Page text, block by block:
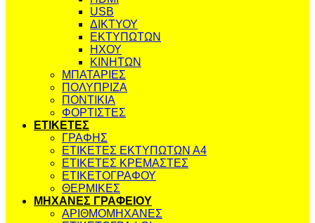
USB
ΔΙΚΤΥΟΥ
ΕΚΤΥΠΩΤΩΝ
ΗΧΟΥ
ΚΙΝΗΤΩΝ
ΜΠΑΤΑΡΙΕΣ
ΠΟΛΥΠΡΙΖΑ
ΠΟΝΤΙΚΙΑ
ΦΟΡΤΙΣΤΕΣ
ΕΤΙΚΕΤΕΣ
ΓΡΑΦΗΣ
ΕΤΙΚΕΤΕΣ ΕΚΤΥΠΩΤΩΝ Α4
ΕΤΙΚΕΤΕΣ ΚΡΕΜΑΣΤΕΣ
ΕΤΙΚΕΤΟΓΡΑΦΟΥ
ΘΕΡΜΙΚΕΣ
ΜΗΧΑΝΕΣ ΓΡΑΦΕΙΟΥ
ΑΡΙΘΜΟΜΗΧΑΝΕΣ